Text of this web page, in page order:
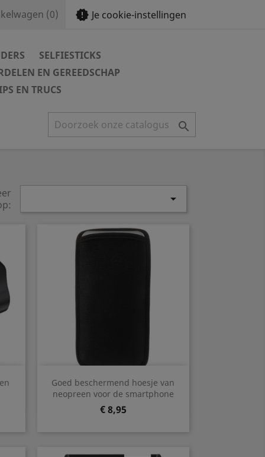
(0) new_releases Je cookie-instellingen
SELFIESTICKS
EN GEREEDSCHAP
EN TRUCS


Goed beschermend hoesje van
neopreen voor de smartphone
Prijs
€ 8,95
 Snel bekijken